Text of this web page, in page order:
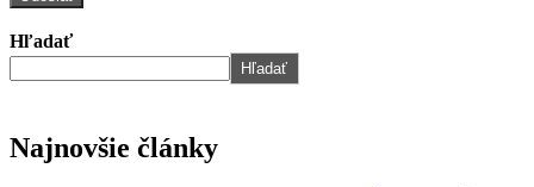
Hľadať
Hľadať
Najnovšie články